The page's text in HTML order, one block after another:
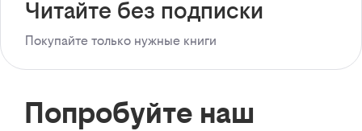
Читайте без подписки
Покупайте только нужные книги
Попробуйте наш